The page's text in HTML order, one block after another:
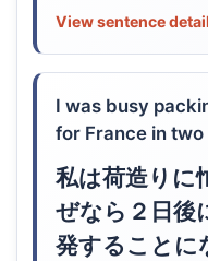
View sentence
I was busy
for France in two
私は荷造りに
ぜなら２日後
発することに